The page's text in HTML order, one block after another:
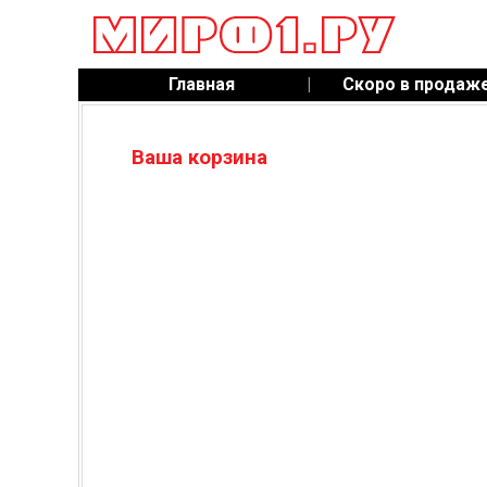
Главная | Скоро в
Ваша корзина